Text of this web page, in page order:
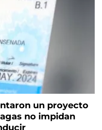
un proyecto
no impidan